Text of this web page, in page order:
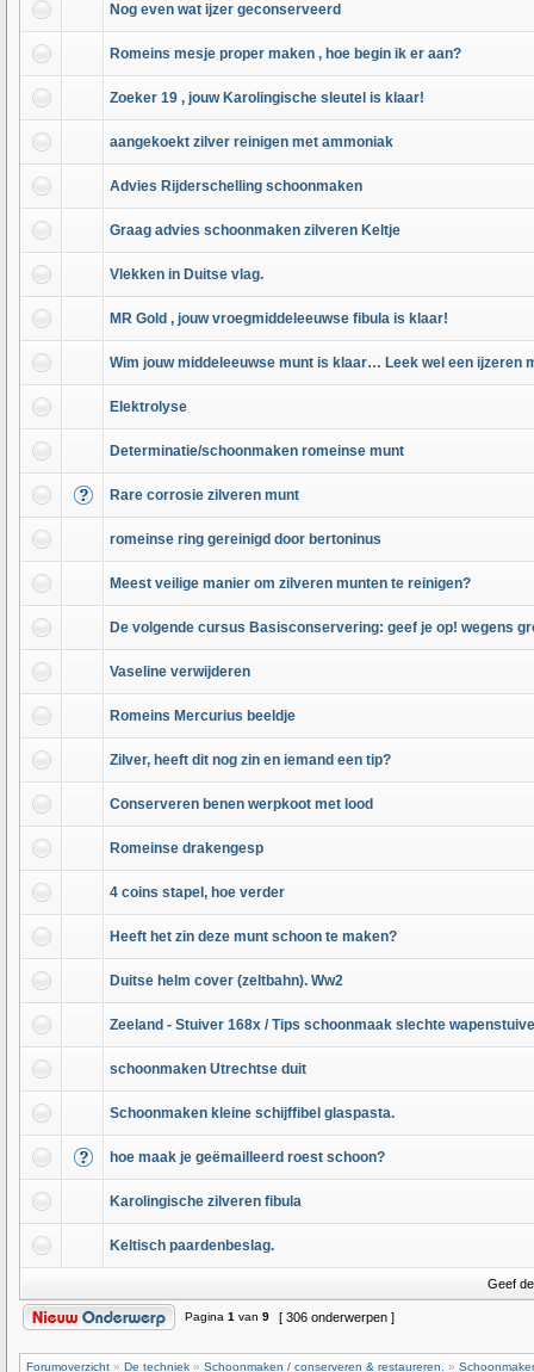
Nog even wat ijzer geconserveerd
Romeins mesje proper maken , hoe begin ik er aan?
Zoeker 19 , jouw Karolingische sleutel is klaar!
aangekoekt zilver reinigen met ammoniak
Advies Rijderschelling schoonmaken
Graag advies schoonmaken zilveren Keltje
Vlekken in Duitse vlag.
MR Gold , jouw vroegmiddeleeuwse fibula is klaar!
Wim jouw middeleeuwse munt is klaar… Leek wel een ijzeren
Elektrolyse
Determinatie/schoonmaken romeinse munt
Rare corrosie zilveren munt
romeinse ring gereinigd door bertoninus
Meest veilige manier om zilveren munten te reinigen?
De volgende cursus Basisconservering: geef je op! wegens
Vaseline verwijderen
Romeins Mercurius beeldje
Zilver, heeft dit nog zin en iemand een tip?
Conserveren benen werpkoot met lood
Romeinse drakengesp
4 coins stapel, hoe verder
Heeft het zin deze munt schoon te maken?
Duitse helm cover (zeltbahn). Ww2
Zeeland - Stuiver 168x / Tips schoonmaak slechte
schoonmaken Utrechtse duit
Schoonmaken kleine schijffibel glaspasta.
hoe maak je geëmailleerd roest schoon?
Karolingische zilveren fibula
Keltisch paardenbeslag.
Geef
Pagina 1 van 9 [ 306 onderwerpen ]
Forumoverzicht » De techniek » Schoonmaken / conserveren & restaureren. »